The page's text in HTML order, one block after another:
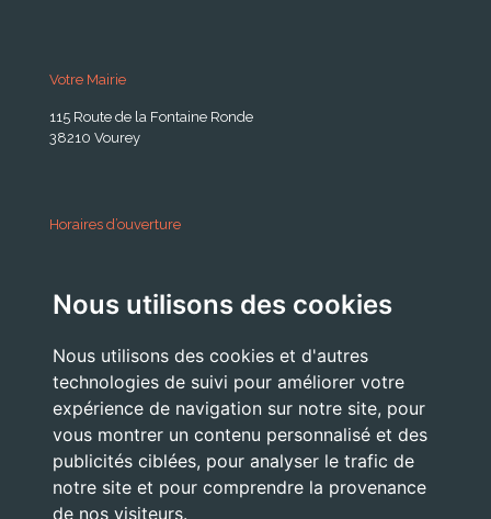
Nous utilisons des cookies
Nous utilisons des cookies et d'autres
technologies de suivi pour améliorer votre
expérience de navigation sur notre site, pour
vous montrer un contenu personnalisé et des
publicités ciblées, pour analyser le trafic de
notre site et pour comprendre la provenance
de nos visiteurs.
Votre Mairie
115 Route de la Fontaine Ronde
38210 Vourey
Horaires d’ouverture
Lundi . Mardi : 10h 12h /16h 18h30
Jeudi . Vendredi : 13h30 / 17h
Nous Contacter
accueil@commune-vourey.fr